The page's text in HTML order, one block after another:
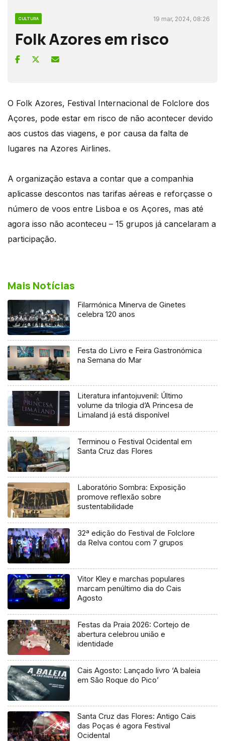
CULTURA 19 mar, 2024, 08:26
Folk Azores em risco
O Folk Azores, Festival Internacional de Folclore dos
Açores, pode estar em risco de não acontecer devido
aos custos das viagens, e por causa da falta de
lugares na Azores Airlines.
A organização estava a contar que a companhia
aplicasse descontos nas tarifas aéreas e reforçasse o
número de voos entre Lisboa e os Açores, mas até
agora isso não aconteceu – 15 grupos já cancelaram a
participação.
Mais Notícias
Filarmónica Minerva de Ginetes
celebra 120 anos
Festa do Livro e Feira Gastronómica
na Semana do Mar
Literatura infantojuvenil: Último
volume da trilogia d’A Princesa de
Limaland já está disponível
Terminou o Festival Ocidental em
Santa Cruz das Flores
Laboratório Sombra: Exposição
promove reflexão sobre
sustentabilidade
32ª edição do Festival de Folclore
da Relva contou com 7 grupos
Vitor Kley e marchas populares
marcam penúltimo dia do Cais
Agosto
Festas da Praia 2026: Cortejo de
abertura celebrou união e
identidade
Cais Agosto: Lançado livro ‘A baleia
em São Roque do Pico’
Santa Cruz das Flores: Antigo Cais
das Poças é agora Festival
Ocidental